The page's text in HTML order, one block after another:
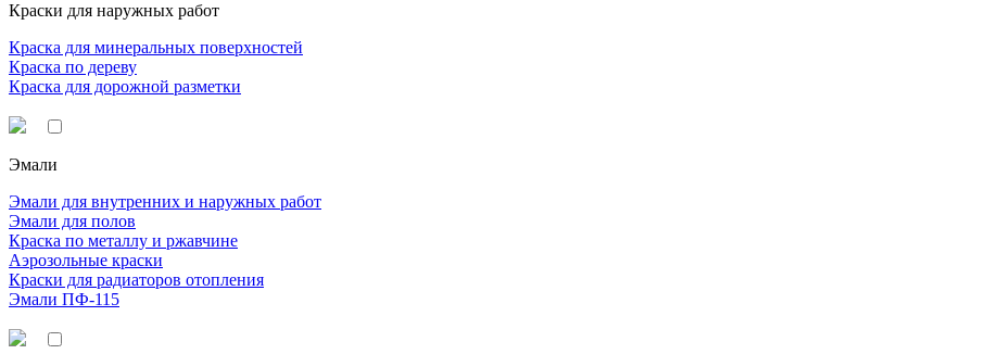
Краски для наружных работ
Краска для минеральных поверхностей
Краска по дереву
Краска для дорожной разметки
Эмали
Эмали для внутренних и наружных работ
Эмали для полов
Краска по металлу и ржавчине
Аэрозольные краски
Краски для радиаторов отопления
Эмали ПФ-115